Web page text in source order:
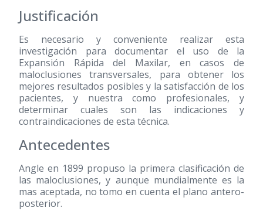
Justificación
Es necesario y conveniente realizar esta
investigación para documentar el uso de la
Expansión Rápida del Maxilar, en casos de
maloclusiones transversales, para obtener los
mejores resultados posibles y la satisfacción de los
pacientes, y nuestra como profesionales, y
determinar cuales son las indicaciones y
contraindicaciones de esta técnica.
Antecedentes
Angle en 1899 propuso la primera clasificación de
las maloclusiones, y aunque mundialmente es la
mas aceptada, no tomo en cuenta el plano antero-
posterior.